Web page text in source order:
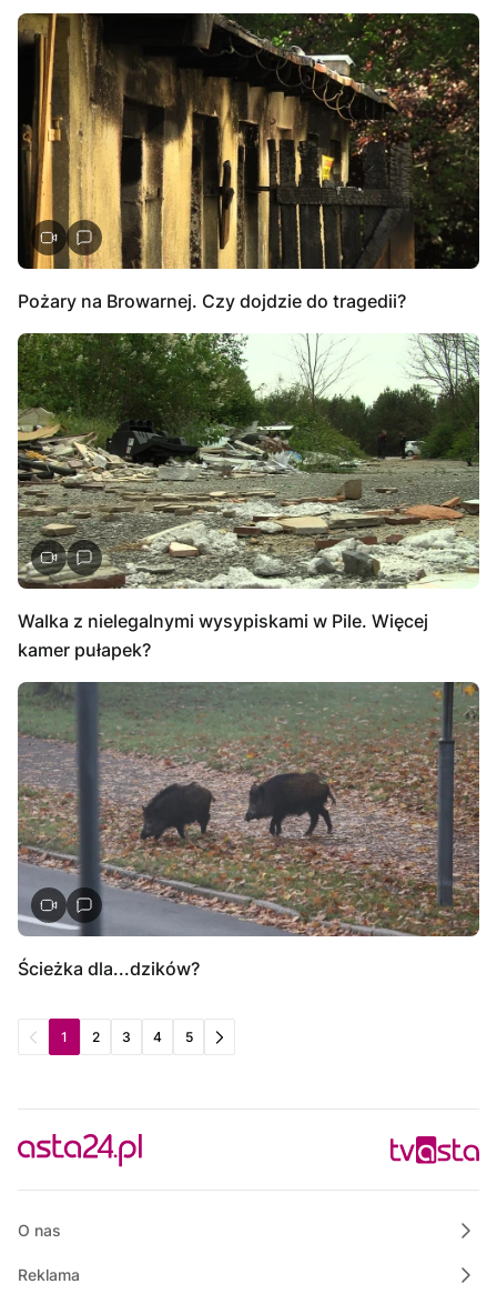
Pożary na Browarnej. Czy dojdzie do tragedii?
Walka z nielegalnymi wysypiskami w Pile. Więcej
kamer pułapek?
Ścieżka dla...dzików?
1 2 3 4 5
O nas
Reklama